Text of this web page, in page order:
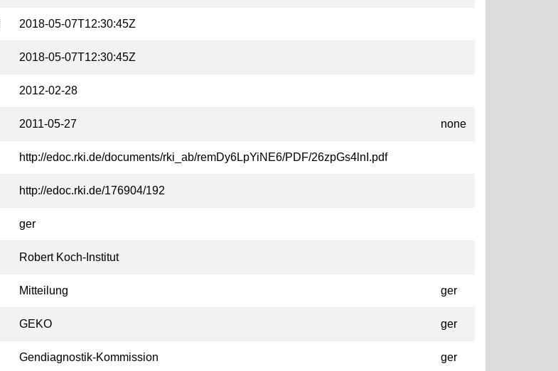
2018-05-07T12:30:45Z
2018-05-07T12:30:45Z
2012-02-28
2011-05-27 none
http://edoc.rki.de/documents/rki_ab/remDy6LpYiNE6/PDF/26zpGs4lnI.pdf
http://edoc.rki.de/176904/192
ger
Robert Koch-Institut
Mitteilung ger
GEKO ger
Gendiagnostik-Kommission ger